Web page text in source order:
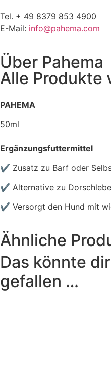
Tel. + 49 8379 853 4900
E-Mail: info@pahema.com
Über Pahema
Alle Produkte
PAHEMA
50ml
Ergänzungsfuttermittel
✔ Zusatz zu Barf oder
✔ Alternative zu
✔ Versorgt den Hund mit
Ähnliche
Das könnte
gefallen …